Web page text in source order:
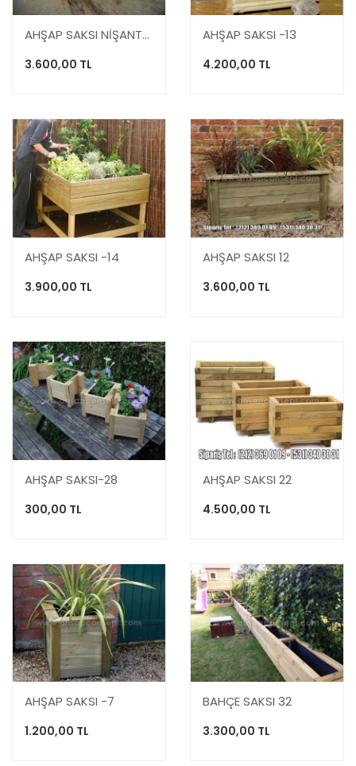
AHŞAP SAKSI NİŞANTAŞI
3.600,00 TL
AHŞAP SAKSI -13
4.200,00 TL
AHŞAP SAKSI -14
3.900,00 TL
AHŞAP SAKSI 12
3.600,00 TL
AHŞAP SAKSI-28
300,00 TL
AHŞAP SAKSI 22
4.500,00 TL
AHŞAP SAKSI -7
1.200,00 TL
BAHÇE SAKSI 32
3.300,00 TL